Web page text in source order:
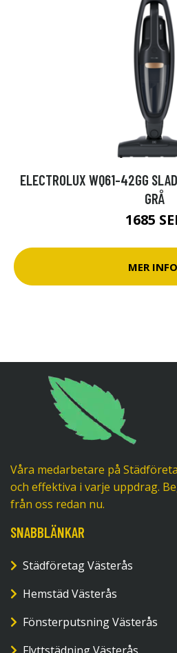
ELECTROLUX WQ61-42GG
GRÅ
1685
MER
Våra medarbetare på
och effektiva i varje uppdrag.
från oss redan nu.
SNABBLÄNKAR
Städföretag Västerås
Hemstäd Västerås
Fönsterputsning Västerås